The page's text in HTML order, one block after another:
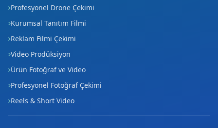
Profesyonel Drone Çekimi
Kurumsal Tanıtım Filmi
Reklam Filmi Çekimi
Video Prodüksiyon
Ürün Fotoğraf ve Video
Profesyonel Fotoğraf Çekimi
Reels & Short Video